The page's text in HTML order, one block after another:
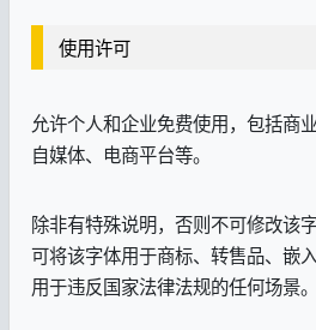
使用许可
允许个人和企业免费使用，包括商
自媒体、电商平台等。
除非有特殊说明，否则不可修改该
可将该字体用于商标、转售品、嵌
用于违反国家法律法规的任何场景。